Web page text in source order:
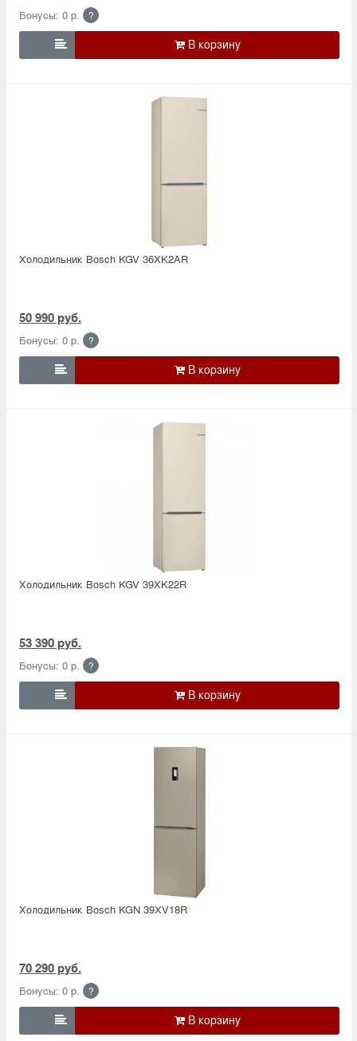
Бонусы: 0 р. ?

Холодильник Bosсh KGV 36XK2AR
50 990 руб.
Бонусы: 0 р. ?

Холодильник Bosсh KGV 39XK22R
53 390 руб.
Бонусы: 0 р. ?

Холодильник Bosсh KGN 39XV18R
70 290 руб.
Бонусы: 0 р. ?
